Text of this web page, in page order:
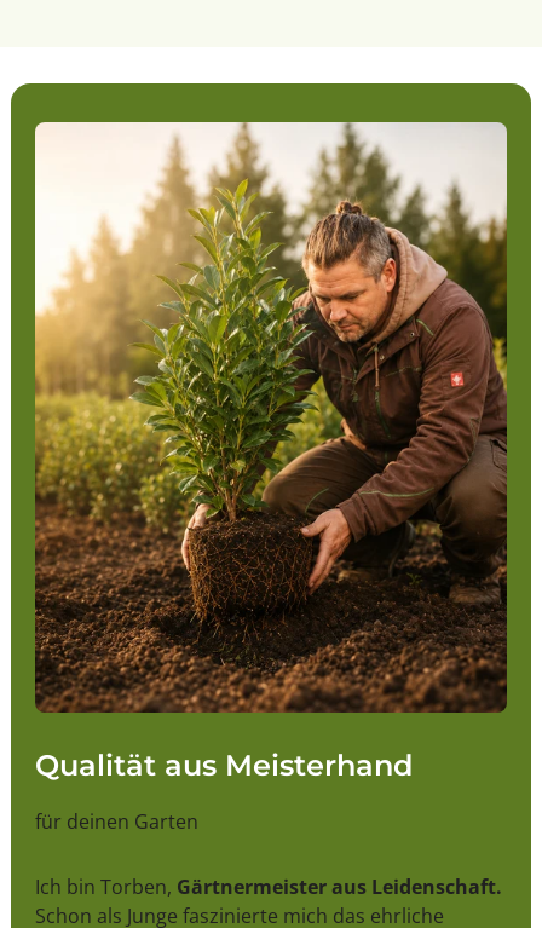
Qualität aus Meisterhand
für deinen Garten
Ich bin Torben, Gärtnermeister aus Leidenschaft.
Schon als Junge faszinierte mich das ehrliche